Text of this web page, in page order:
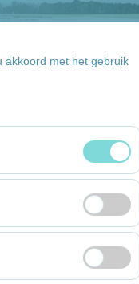
akkoord met het gebruik
en
meest
de website te meten